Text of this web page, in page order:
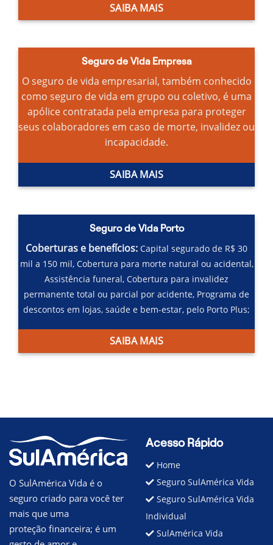
SAIBA MAIS
Seguro de Vida Empresa
O seguro de vida empresarial, também conhecido
como seguro de vida em grupo ou coletivo, é uma
apólice contratada pela empresa para proteger
seus colaboradores em caso de morte, invalidez ou
incapacidade.
SAIBA MAIS
Seguro de Vida Porto
Coberturas e benefícios: Capital segurado de R$ 30
mil a 150 mil, Cobertura para morte natural ou acidental,
Assistência funeral,Cobertura para invalidez
permanente total ou parcial por acidente, Programa de
descontos em lojas, saúde e bem-estar, pelo Porto Plus;
SAIBA MAIS
O SulAmérica Vida é o
seguro criado para você ter
mais que uma
proteção financeira; é um
Acesso Rápido
Home
Seguro SulAmérica Vida
Seguro SulAmérica Vida
Individual
SulAmérica Vida